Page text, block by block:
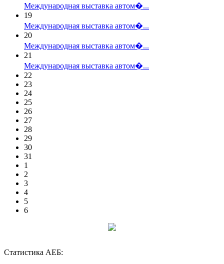
Международная выставка автом�...
19
Международная выставка автом�...
20
Международная выставка автом�...
21
Международная выставка автом�...
22
23
24
25
26
27
28
29
30
31
1
2
3
4
5
6
Статистика АЕБ: